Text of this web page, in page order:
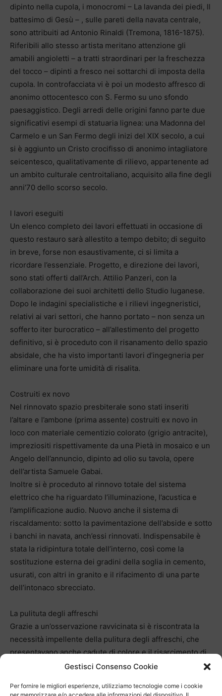
Gestisci Consenso Cookie
Per fornire le migliori esperienze, utilizziamo tecnologie come i cookie
dipinto nella cupola, i monocromi – La lavanda dei piedi, Il
battesimo di Gesù – , sulle pareti della navata centrale,
sono attribuiti ad Antonio Rinaldi (Tremona, 1816-1875).
Riferibili allo stesso artista meritano attenzione gli
amabili angioletti – a tratti straordinari per la freschezza
del tocco – dipinti a fresco nei sottarchi di imposta della
cupola. In controfacciata vi è poi un modesto affresco di
anonimo ottocentesco con S. Fermo su uno sfondo
paesaggistico. Degli arredi delle origini fanno parte due
significativi esempi di statuaria lignea: una Madonna del
Carmelo e un San Fermo degli inizi del XIX secolo, a cui
si è aggiunto un Cristo crocifisso di anonimo intagliatore
seicentesco, qualitativamente di rilievo, appartenente ad
un ambito culturale centroitaliano, acquisito alla fine degli
anni’70 dello scorso secolo.
I lavori eseguiti
Un elenco completo dei lavori effettuati in occasione di
questo restauro sarà allestito a tempo debito; di seguito
in breve, forse non esaustivamente, ci si limita a
ricordare l’essenziale. Progetto, e direzione dei lavori,
sono stati offerti dall’Arch. Attilio Panzeri, con la
collaborazione dei suoi architetti dello Studio luganese.
Dopo le indagini specialistiche e i rilievi ingegneristici,
relativi ai vari settori, che hanno portato – non senza un
sofferto iter burocratico – all’allestimento del progetto
definitivo, si è proceduto con il risanamento dello spazio
absidale, che ha visto importanti lavori d’ingegneria per
eliminare una forte umidità di risalita.
Costruiti ex novo
Nel rinnovato spazio presbiterale sono stati inseriti
l’altare e l’ambone (prima assente) costruiti ex novo in
loco con materiale cementizio colorato (grigio antracite),
impreziositi rispettivamente da una Pietà in mosaico e un
Angelo dell’annuncio, dipinto ad olio su tavola, opere
dell’artista Samuele Gabai.
Inoltre si è proceduto al rinnovo totale del sistema
elettrico che ha riguardato l’illuminazione, l’acustica e
l’amplificazione audio. Nuovo anche il sistema di
riscaldamento: sotto la pavimentazione dell’abside e sotto
i banchi in navata, anch’essi rinnovati. Indispensabile è
stata la ridipintura totale dell’interno, così come la
sostituzione esterna dei gradini della soglia in cemento,
usurati, con altri in granito e il rifacimento di una parte
dell’intonaco sbrecciato.
La pulituta degli affreschi
Grazie a un’osservazione ravvicinata si è riscontrata la
necessità impellente della pulitura degli affreschi, che
presentavano anche cadute di colore e il risarcimento di
alcune fessure e crepe, traversanti volta e dipinti; gli
rispettivo reintegro delle piccole parti mancanti per